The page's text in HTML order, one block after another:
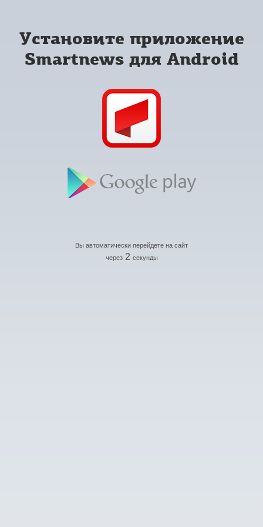
Установите приложение
Smartnews для Android
Вы автоматически перейдете на сайт
через 2 секунды